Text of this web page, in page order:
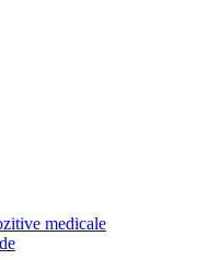
medicale